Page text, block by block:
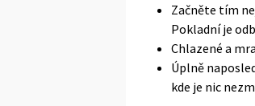
Začněte tím
Pokladní je
Chlazené a
Úplně
kde je nic